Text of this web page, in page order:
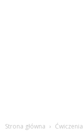
Strona główna Ćwiczenia